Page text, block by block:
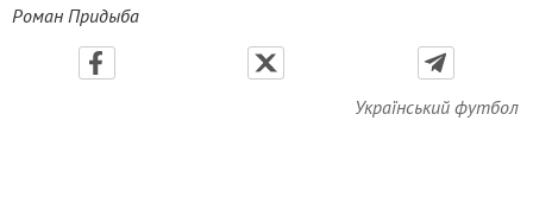
Роман Придыба
Український футбол